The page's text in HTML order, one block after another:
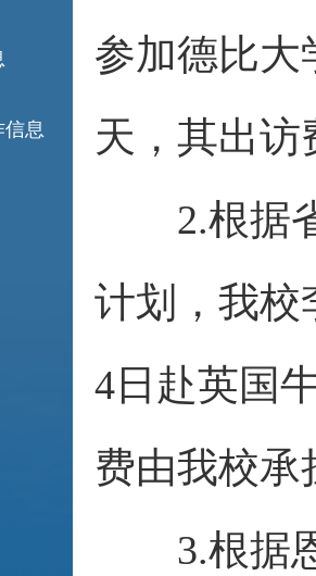
信息
参加德比大
天，其出访
2.根据省
计划，我校
4日赴英国
费由我校承
3.根据恩